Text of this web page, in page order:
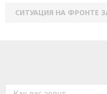
СИТУАЦИЯ НА ФРОНТЕ